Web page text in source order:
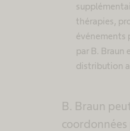
thérapies,
événements
par B. Braun
distribution
B. Braun